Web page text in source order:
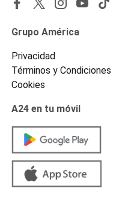
Grupo América
Privacidad
Términos y Condiciones
Cookies
A24 en tu móvil